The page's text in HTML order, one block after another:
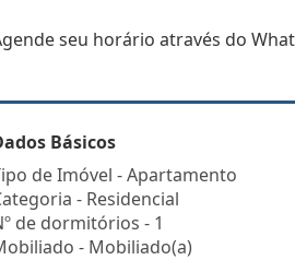
seu horário através do
Básicos
de Imóvel - Apartamento
- Residencial
de dormitórios - 1
- Mobiliado(a)